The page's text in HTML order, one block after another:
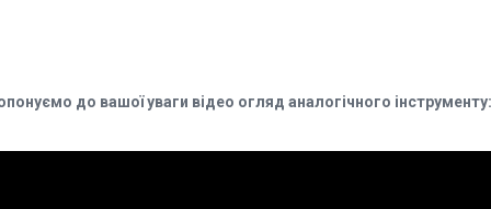
до вашої уваги відео огляд аналогічного інструменту: